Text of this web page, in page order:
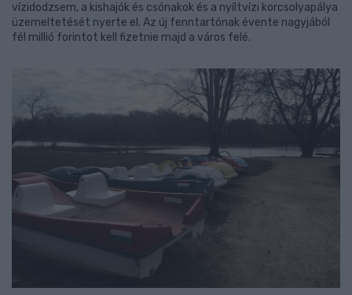
vízidodzsem, a kishajók és csónakok és a nyíltvízi korcsolyapálya
üzemeltetését nyerte el. Az új fenntartónak évente nagyjából
fél millió forintot kell fizetnie majd a város felé.